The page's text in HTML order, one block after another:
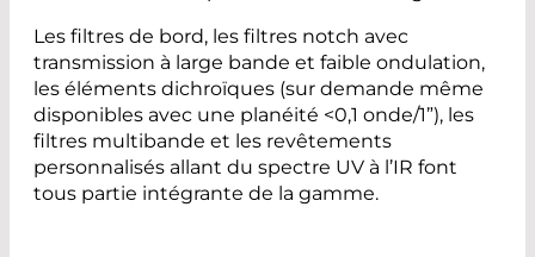
Les filtres de bord, les filtres notch avec
transmission à large bande et faible ondulation,
les éléments dichroïques (sur demande même
disponibles avec une planéité <0,1 onde/1”), les
filtres multibande et les revêtements
personnalisés allant du spectre UV à l’IR font
tous partie intégrante de la gamme.